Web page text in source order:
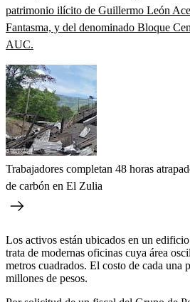
patrimonio ilícito de Guillermo León
Fantasma, y del denominado Bloque
AUC.
Trabajadores completan 48 horas
de carbón en El Zulia
Los activos están ubicados en un
trata de modernas oficinas cuya área
metros cuadrados. El costo de cada una
millones de pesos.